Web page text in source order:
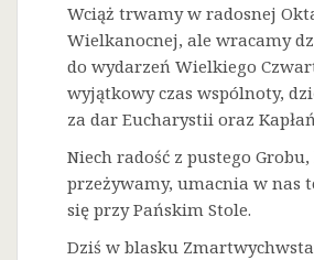
Wciąż trwamy w radosnej
Wielkanocnej, ale wracamy
do wydarzeń Wielkiego
wyjątkowy czas wspólnoty,
za dar Eucharystii oraz
Niech radość z pustego
przeżywamy, umacnia w nas
się przy Pańskim Stole.
Dziś w blasku